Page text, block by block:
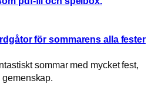
för sommarens alla fester
sommar med mycket fest,